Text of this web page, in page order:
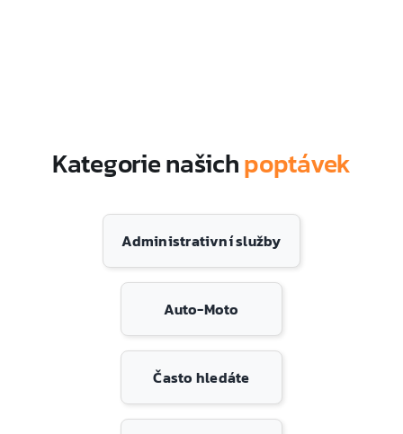
Kategorie našichpoptávek
Administrativní služby
Auto-Moto
Často hledáte